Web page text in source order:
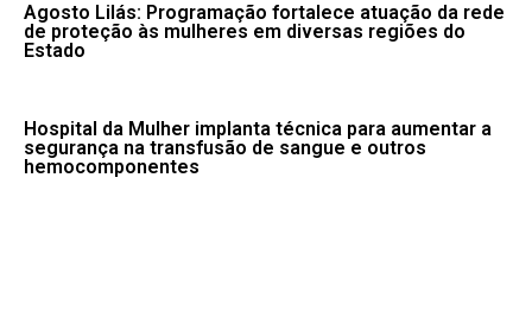
Agosto Lilás: Programação fortalece atuação da rede
de proteção às mulheres em diversas regiões do
Estado
Hospital da Mulher implanta técnica para aumentar a
segurança na transfusão de sangue e outros
hemocomponentes